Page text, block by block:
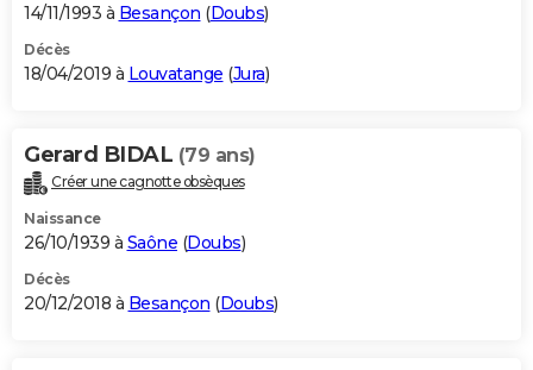
14/11/1993 à Besançon (Doubs)
Décès
18/04/2019 à Louvatange (Jura)
Gerard BIDAL (79 ans)
Créer une cagnotte obsèques
Naissance
26/10/1939 à Saône (Doubs)
Décès
20/12/2018 à Besançon (Doubs)